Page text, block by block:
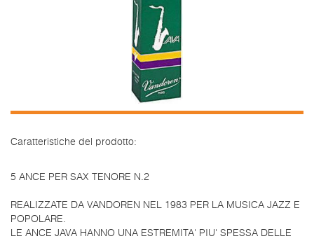
Caratteristiche del prodotto:
5 ANCE PER SAX TENORE N.2
REALIZZATE DA VANDOREN NEL 1983 PER LA MUSICA JAZZ E
POPOLARE.
LE ANCE JAVA HANNO UNA ESTREMITA' PIU' SPESSA DELLE